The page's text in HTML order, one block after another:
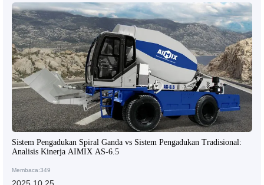
Sistem Pengadukan Spiral Ganda vs Sistem Pengadukan Tradisional:
Analisis Kinerja AIMIX AS-6.5
Membaca:349